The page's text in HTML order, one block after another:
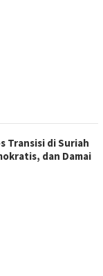
Transisi di Suriah
dan Damai